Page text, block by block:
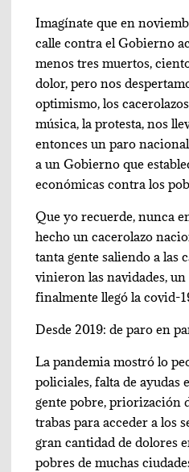
Imagínate que en
calle contra el Gobierno
menos tres muertos,
dolor, pero nos
optimismo, los
música, la protesta, nos
entonces un paro
a un Gobierno que
económicas contra los
Que yo recuerde, nunca
hecho un cacerolazo
tanta gente saliendo a las
vinieron las navidades, un
finalmente llegó la covid-
Desde 2019: de paro en
La pandemia mostró lo
policiales, falta de ayudas
gente pobre, priorización
trabas para acceder a los
gran cantidad de dolores
pobres de muchas